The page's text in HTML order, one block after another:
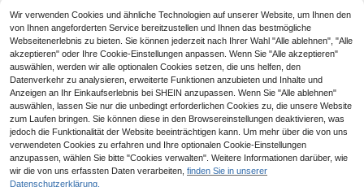
11,84€ 2,88€ 5 ,70€
Wir verwenden Cookies und ähnliche Technologien auf unserer Website, um Ihnen den
von Ihnen angeforderten Service bereitzustellen und Ihnen das bestmögliche
Webseitenerlebnis zu bieten. Sie können jederzeit nach Ihrer Wahl "Alle ablehnen", "Alle
akzeptieren" oder Ihre Cookie-Einstellungen anpassen. Wenn Sie "Alle akzeptieren"
auswählen, werden wir alle optionalen Cookies setzen, die uns helfen, den
Datenverkehr zu analysieren, erweiterte Funktionen anzubieten und Inhalte und
Anzeigen an Ihr Einkaufserlebnis bei SHEIN anzupassen. Wenn Sie "Alle ablehnen"
auswählen, lassen Sie nur die unbedingt erforderlichen Cookies zu, die unsere Website
zum Laufen bringen. Sie können diese in den Browsereinstellungen deaktivieren, was
jedoch die Funktionalität der Website beeinträchtigen kann. Um mehr über die von uns
verwendeten Cookies zu erfahren und Ihre optionalen Cookie-Einstellungen
anzupassen, wählen Sie bitte "Cookies verwalten". Weitere Informationen darüber, wie
wir die von uns erfassten Daten verarbeiten, finden Sie in unserer
Datenschutzerklärung.